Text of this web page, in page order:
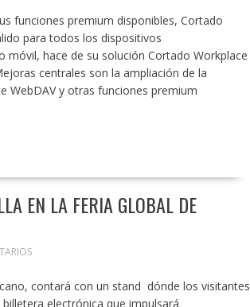
funciones premium disponibles, Cortado
para todos los dispositivos
hace de su solución Cortado Workplace
centrales son la ampliación de la
WebDAV y otras funciones premium
EN LA FERIA GLOBAL DE
contará con un stand dónde los visitantes
electrónica que impulsará